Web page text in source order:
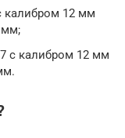
калибром 12 мм
мм;
с калибром 12 мм